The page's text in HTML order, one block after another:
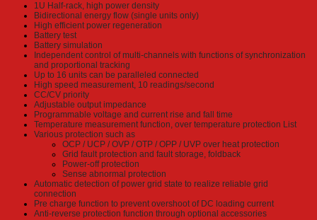
1U Half-rack, high power density
Bidirectional energy flow (single units only)
High efficient power regeneration
Battery test
Battery simulation
Independent control of multi-channels with functions of synchronization
and proportional tracking
Up to 16 units can be paralleled connected
High speed measurement, 10 readings/second
CC/CV priority
Adjustable output impedance
Programmable voltage and current rise and fall time
Temperature measurement function, over temperature protection List
Various protection such as
OCP / UCP / OVP / OTP / OPP / UVP over heat protection
Grid fault protection and fault storage, foldback
Power-off protection
Sense abnormal protection
Automatic detection of power grid state to realize reliable grid
connection
Pre charge function to prevent overshoot of DC loading current
Anti-reverse protection function through optional accessories